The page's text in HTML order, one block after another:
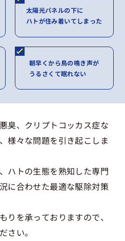
太陽光パネルの下に
ハトが住み着いてしまった
朝早くから鳥の鳴き声が
うるさくて眠れない
臭、クリプトコッカス症な
様々な問題を引き起こしま
ハトの生態を熟知した専門
に合わせた最適な駆除対策
りを承っておりますので、
さい。